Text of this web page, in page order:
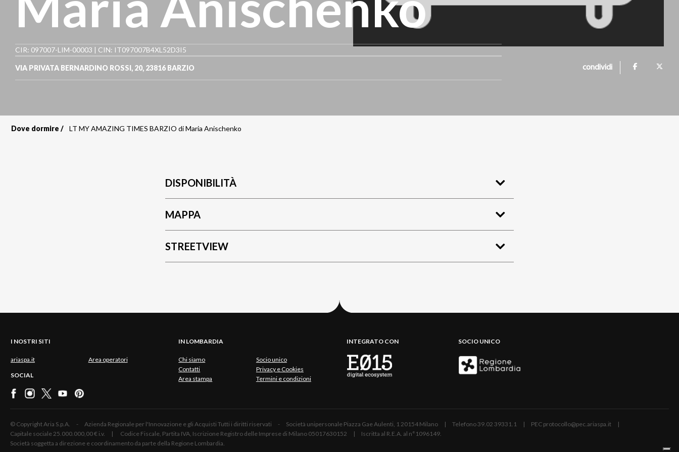
CIR: 097007-LIM-00003 | CIN: IT097007B4XL52D3I5
VIA PRIVATA BERNARDINO ROSSI, 20, 23816 BARZIO condividi
Dove dormire LT MY AMAZING TIMES BARZIO di Maria Anischenko
DISPONIBILITÀ
MAPPA
STREETVIEW
I NOSTRI SITI
ariaspa.it Area operatori
SOCIAL
IN LOMBARDIA
Chi siamo
Socio unico
Contatti
Privacy e Cookies
Area stampa
Termini e condizioni
INTEGRATO CON SOCIO UNICO
© Copyright Aria S.p.A. - Azienda Regionale per l'Innovazione e gli Acquisti Tutti i diritti riservati - Società unipersonale Piazza Gae Aulenti, 1 20154 Milano | Telefono 39.02 39331.1 | PEC protocollo@pec.ariaspa.it |
Capitale sociale 25.000.000,00 € i.v. | Codice Fiscale, Partita IVA, Iscrizione Registro delle Imprese di Milano 05017630152 | Iscritta al R.E.A. al n°1096149.
Società soggetta a direzione e coordinamento da parte della Regione Lombardia.